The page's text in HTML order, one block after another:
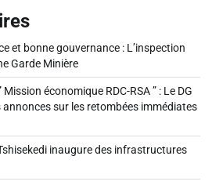
et bonne gouvernance : L’inspection
Garde Minière
Mission économique RDC-RSA ” : Le DG
sur les retombées immédiates
inaugure des infrastructures